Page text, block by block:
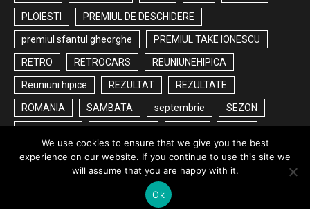
PLOIESTI PREMIUL DE DESCHIDERE
premiul sfantul gheorghe PREMIUL TAKE IONESCU
RETRO RETROCARS REUNIUNEHIPICA
Reuniuni hipice REZULTAT REZULTATE
ROMANIA SAMBATA septembrie SEZON
ZIUA
Copyright © All rights reserved.|
We use cookies to ensure that we give you the best
experience on our website. If you continue to use this site we
will assume that you are happy with it.
Ok